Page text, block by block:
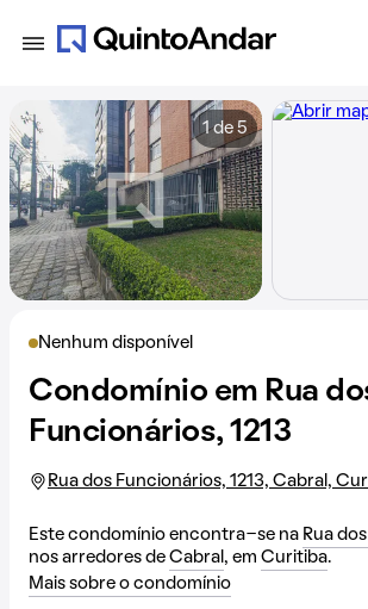
Nenhum disponível
Condomínio em Rua
Funcionários, 1213
Rua dos Funcionários, 1213, Cabral,
Este condomínio encontra-se na Rua
nos arredores de Cabral , em Curitiba.
Mais sobre o condomínio
1 de 5